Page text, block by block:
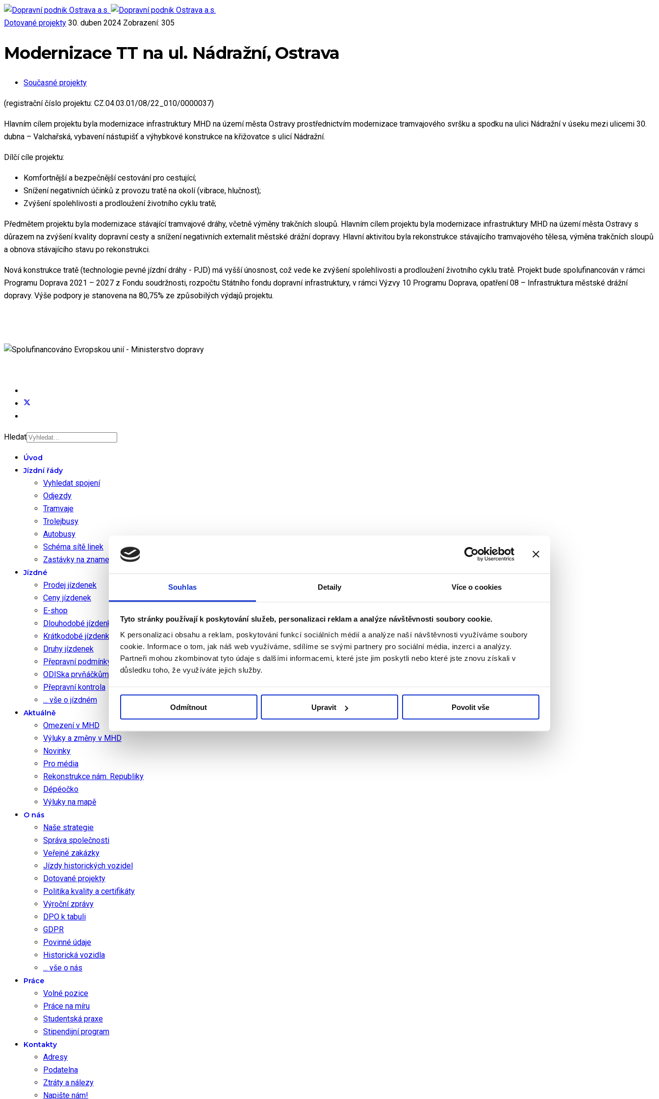
Souhlas Detaily Více o cookies
Tyto stránky používají k poskytování služeb, personalizaci reklam a analýze návštěvnosti soubory cookie.
K personalizaci obsahu a reklam, poskytování funkcí sociálních médií a analýze naší návštěvnosti využíváme soubory
cookie. Informace o tom, jak náš web využíváme, sdílíme se svými partnery pro sociální média, inzerci a analýzy.
Partneři mohou zkombinovat tyto údaje s dalšími informacemi, které jste jim poskytli nebo které jste znovu získali v
důsledku toho, že využíváte jejich služby.
Odmítnout Upravit Povolit vše
Dotované projekty 30. duben 2024 Zobrazení: 305
Modernizace TT na ul. Nádražní, Ostrava
Současné projekty
(registrační číslo projektu: CZ.04.03.01/08/22_010/0000037)
Hlavním cílem projektu byla modernizace infrastruktury MHD na území města Ostravy prostřednictvím modernizace tramvajového svršku a spodku na ulici Nádražní v úseku mezi ulicemi 30.
dubna – Valchařská, vybavení nástupišť a výhybkové konstrukce na křižovatce s ulicí Nádražní.
Dílčí cíle projektu:
Komfortnější a bezpečnější cestování pro cestující;
Snížení negativních účinků z provozu tratě na okolí (vibrace, hlučnost);
Zvýšení spolehlivosti a prodloužení životního cyklu tratě;
Předmětem projektu byla modernizace stávající tramvajové dráhy, včetně výměny trakčních sloupů. Hlavním cílem projektu byla modernizace infrastruktury MHD na území města Ostravy s
důrazem na zvýšení kvality dopravní cesty a snížení negativních externalit městské drážní dopravy. Hlavní aktivitou byla rekonstrukce stávajícího tramvajového tělesa, výměna trakčních sloupů
a obnova stávajícího stavu po rekonstrukci.
Nová konstrukce tratě (technologie pevné jízdní dráhy - PJD) má vyšší únosnost, což vede ke zvýšení spolehlivosti a prodloužení životního cyklu tratě. Projekt bude spolufinancován v rámci
Programu Doprava 2021 – 2027 z Fondu soudržnosti, rozpočtu Státního fondu dopravní infrastruktury, v rámci Výzvy 10 Programu Doprava, opatření 08 – Infrastruktura městské drážní
dopravy. Výše podpory je stanovena na 80,75% ze způsobilých výdajů projektu.
Hledat
Úvod
Jízdní řády
Vyhledat spojení
Odjezdy
Tramvaje
Trolejbusy
Autobusy
Schéma sítě linek
Zastávky na znamení
Jízdné
Prodej jízdenek
Ceny jízdenek
E-shop
Dlouhodobé jízdenky
Krátkodobé jízdenky
Druhy jízdenek
Přepravní podmínky a tarif
ODISka prvňáčkům zdarma
Přepravní kontrola
... vše o jízdném
Aktuálně
Omezení v MHD
Výluky a změny v MHD
Novinky
Pro média
Rekonstrukce nám. Republiky
Dépéočko
Výluky na mapě
O nás
Naše strategie
Správa společnosti
Veřejné zakázky
Jízdy historických vozidel
Dotované projekty
Politika kvality a certifikáty
Výroční zprávy
DPO k tabuli
GDPR
Povinné údaje
Historická vozidla
... vše o nás
Práce
Volné pozice
Práce na míru
Studentská praxe
Stipendijní program
Kontakty
Adresy
Podatelna
Ztráty a nálezy
Napište nám!